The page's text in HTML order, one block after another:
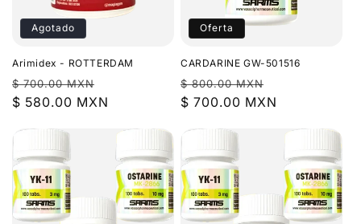
Agotado
Arimidex - ROTTERDAM
Precio
habitual
$ 700.00 MXN
de
$ 580.00 MXN
Oferta
CARDARINE GW-501516
Precio
habitual
$ 800.00 MXN
de
$ 700.00 MXN